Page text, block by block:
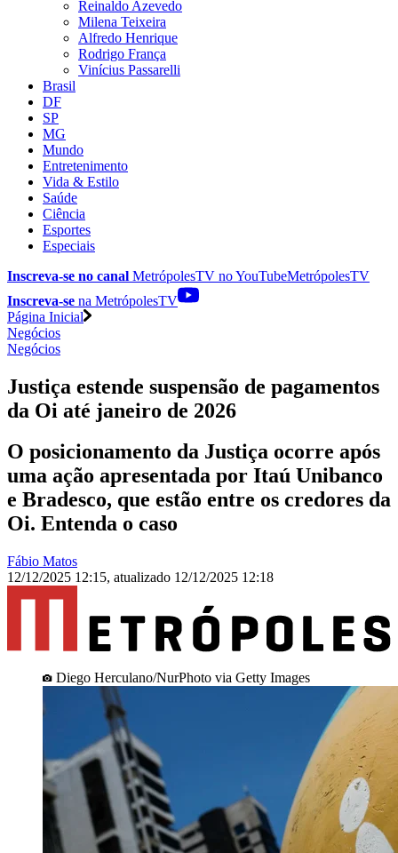
Reinaldo Azevedo
Milena Teixeira
Alfredo Henrique
Rodrigo França
Vinícius Passarelli
Brasil
DF
SP
MG
Mundo
Entretenimento
Vida & Estilo
Saúde
Ciência
Esportes
Especiais
Inscreva-se no canal MetrópolesTV noYouTubeMetrópolesTV
Inscreva-se na MetrópolesTV
Página Inicial
Negócios
Negócios
Justiça estende suspensão de pagamentos
da Oi até janeiro de 2026
O posicionamento da Justiça ocorre após
uma ação apresentada por Itaú Unibanco
e Bradesco, que estão entre os credores da
Oi. Entenda o caso
Fábio Matos
12/12/2025 12:15, atualizado 12/12/2025 12:18
Diego Herculano/NurPhoto via Getty Images